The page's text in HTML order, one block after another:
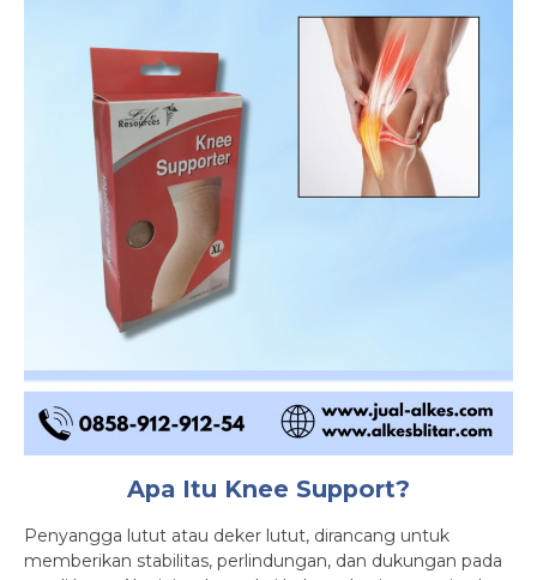
Apa Itu Knee Support?
Penyangga lutut atau deker lutut, dirancang untuk
memberikan stabilitas, perlindungan, dan dukungan pada